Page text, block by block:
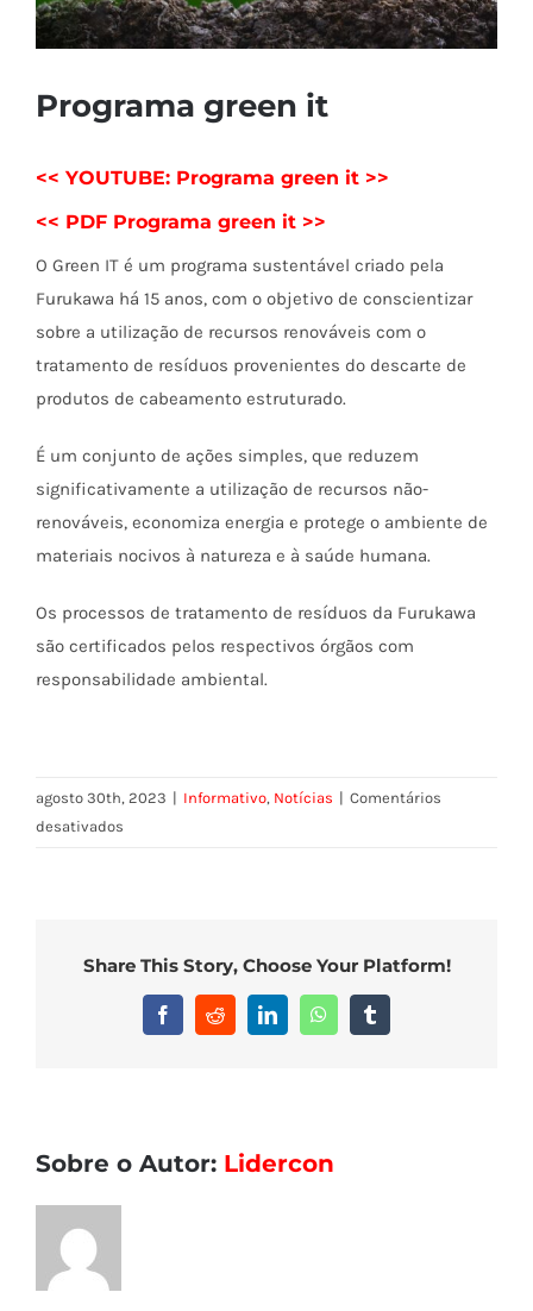
Programa green it
<< YOUTUBE: Programa green it >>
<< PDF Programa green it >>
O Green IT é um programa sustentável criado pela
Furukawa há 15 anos, com o objetivo de conscientizar
sobre a utilização de recursos renováveis com o
tratamento de resíduos provenientes do descarte de
produtos de cabeamento estruturado.
É um conjunto de ações simples, que reduzem
significativamente a utilização de recursos não-
renováveis, economiza energia e protege o ambiente de
materiais nocivos à natureza e à saúde humana.
Os processos de tratamento de resíduos da Furukawa
são certificados pelos respectivos órgãos com
responsabilidade ambiental.
agosto 30th, 2023 | Informativo, Notícias | Comentários
desativados
Share This Story, Choose Your Platform!
FacebookRedditLinkedInWhatsApp
Sobre o Autor: Lidercon